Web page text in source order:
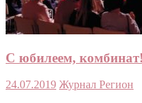
С юбилеем, комбинат!
24.07.2019 Журнал Регион